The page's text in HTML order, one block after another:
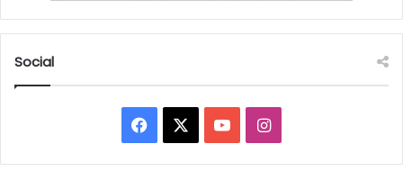
Social
Facebook YouTubeInstagram